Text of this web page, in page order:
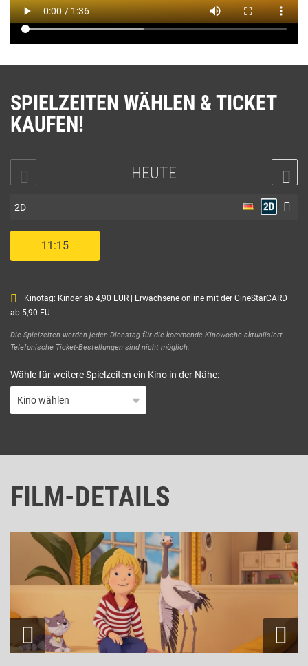
SPIELZEITEN WÄHLEN & TICKET
KAUFEN!
HEUTE
2D
11:15
Kinotag: Kinder ab 4,90 EUR | Erwachsene online mit der CineStarCARD
ab 5,90 EU
Die Spielzeiten werden jeden Dienstag für die kommende Kinowoche aktualisiert.
Telefonische Ticket-Bestellungen sind nicht möglich.
Wähle für weitere Spielzeiten ein Kino in der Nähe:
FILM-DETAILS